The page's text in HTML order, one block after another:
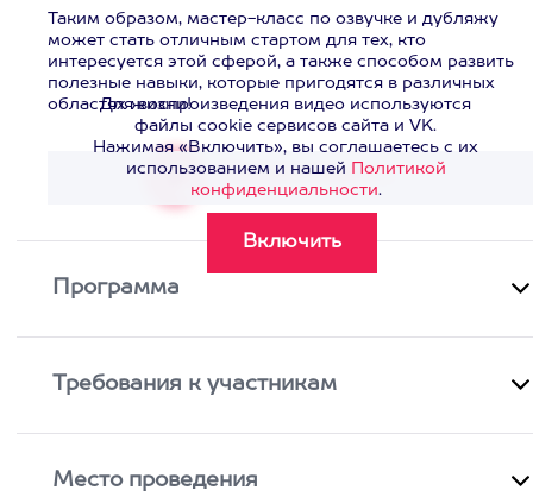
Таким образом, мастер-класс по озвучке и дубляжу
может стать отличным стартом для тех, кто
интересуется этой сферой, а также способом развить
полезные навыки, которые пригодятся в различных
областях жизни!
Смотреть видео>
Для воспроизведения видео используются
файлы cookie сервисов сайта и VK.
Нажимая «Включить», вы соглашаетесь с их
использованием и нашей Политикой
конфиденциальности.
Программа
Требования к участникам
Место проведения